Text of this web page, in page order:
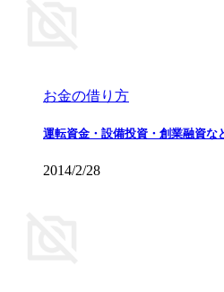
お金の借り方
運転資金・設備投資・創業融資な
2014/2/28